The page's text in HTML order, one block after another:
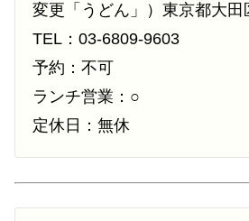
変更「うどん」）東京都大田
TEL：03-6809-9603
予約：不可
ランチ営業：○
定休日：無休